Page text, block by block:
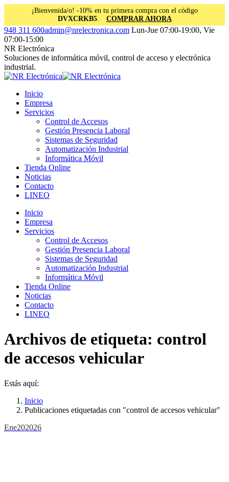
¡Bienvenida/o! -10% en tu primera compra con el código
DVXCRKB5. COMPRAR AHORA
Saltar
al
contenido
Facebook
page
opens
in
new
window
Instagram
page
opens
in
new
window
Linkedin
page
opens
in
new
window
948 311 600admin@nrelectronica.com Lun-Jue 07:00-19:00, Vie
07:00-15:00
NR Electrónica
Soluciones de informática móvil, control de acceso y electrónica
industrial.
Inicio
Empresa
Servicios
Control de Accesos
Gestión Presencia Laboral
Sistemas de Seguridad
Automatización Industrial
Informática Móvil
Tienda Online
Noticias
Contacto
LINEO
Inicio
Empresa
Servicios
Control de Accesos
Gestión Presencia Laboral
Sistemas de Seguridad
Automatización Industrial
Informática Móvil
Tienda Online
Noticias
Contacto
LINEO
Archivos de etiqueta: control
de accesos vehicular
Estás aquí:
Inicio
Publicaciones etiquetadas con "control de accesos vehicular"
Ene202026